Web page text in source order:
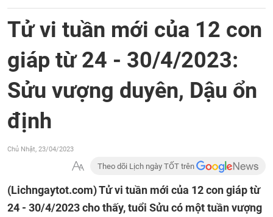
Tử vi tuần mới của 12 con
giáp từ 24 - 30/4/2023:
Sửu vượng duyên, Dậu ổn
định
Chủ Nhật, 23/04/2023
Theo dõi Lịch ngày TỐT trên
(Lichngaytot.com)Tử vi tuần mới của 12 con giáp từ
24 - 30/4/2023 cho thấy, tuổi Sửu có một tuần vượng